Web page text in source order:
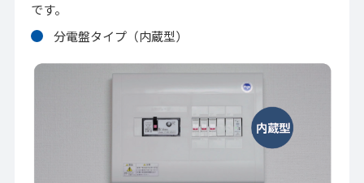
です。
分電盤タイプ（内蔵型）